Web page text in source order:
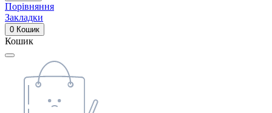
Порівняння
Закладки
0 Кошик
Кошик